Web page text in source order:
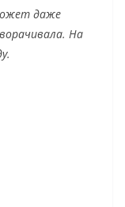
даже
На